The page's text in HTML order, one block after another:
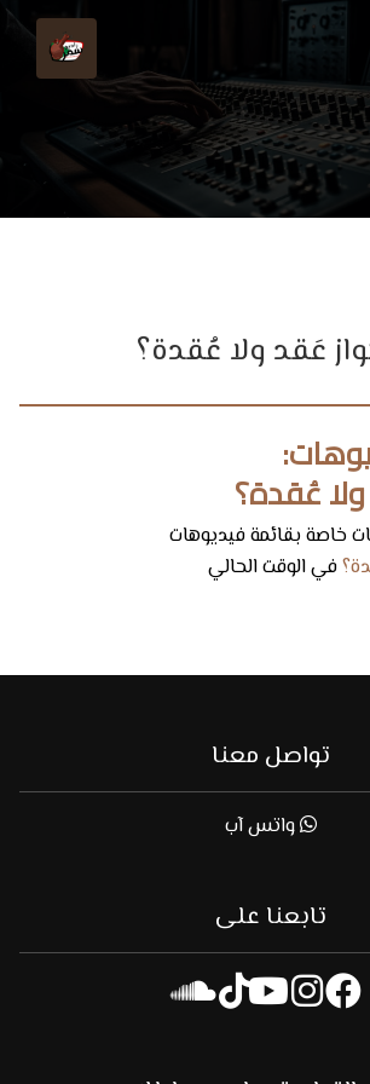
عَقد ولا عُقدة؟
عُقدة؟
خاصة بقائمة فيديوهات
في الوقت الحالي
تواصل معنا
واتس آب
تابعنا على